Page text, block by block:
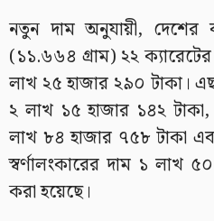
নতুন দাম অনুযায়ী, দেশের
(১১.৬৬৪ গ্রাম) ২২ ক্যারেটের
লাখ ২৫ হাজার ২৯০ টাকা।
২ লাখ ১৫ হাজার ১৪২
লাখ ৮৪ হাজার ৭৫৮ টাকা
স্বর্ণালংকারের দাম ১ লাখ
করা হয়েছে।